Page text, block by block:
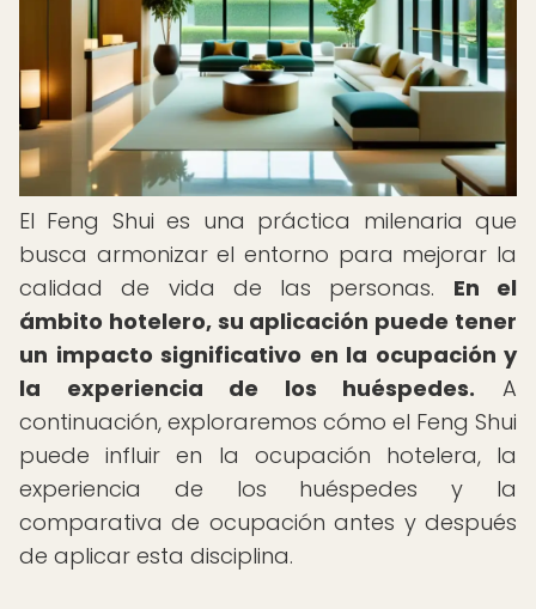
El Feng Shui es una práctica milenaria que
busca armonizar el entorno para mejorar la
calidad de vida de las personas. En el
ámbito hotelero, su aplicación puede tener
un impacto significativo en la ocupación y
la experiencia de los huéspedes. A
continuación, exploraremos cómo el Feng Shui
puede influir en la ocupación hotelera, la
experiencia de los huéspedes y la
comparativa de ocupación antes y después
de aplicar esta disciplina.